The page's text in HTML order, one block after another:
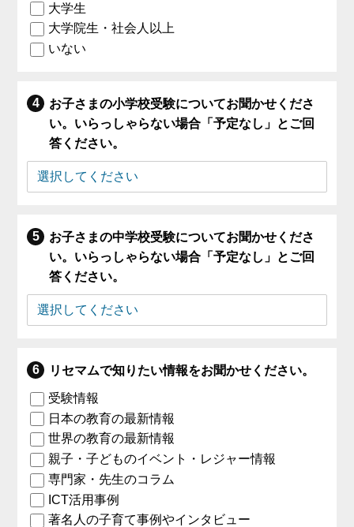
大学生
大学院生・社会人以上
いない
お子さまの小学校受験についてお聞かせくださ
い。いらっしゃらない場合「予定なし」とご回
答ください。
お子さまの中学校受験についてお聞かせくださ
い。いらっしゃらない場合「予定なし」とご回
答ください。
リセマムで知りたい情報をお聞かせください。
受験情報
日本の教育の最新情報
世界の教育の最新情報
親子・子どものイベント・レジャー情報
専門家・先生のコラム
ICT活用事例
著名人の子育て事例やインタビュー